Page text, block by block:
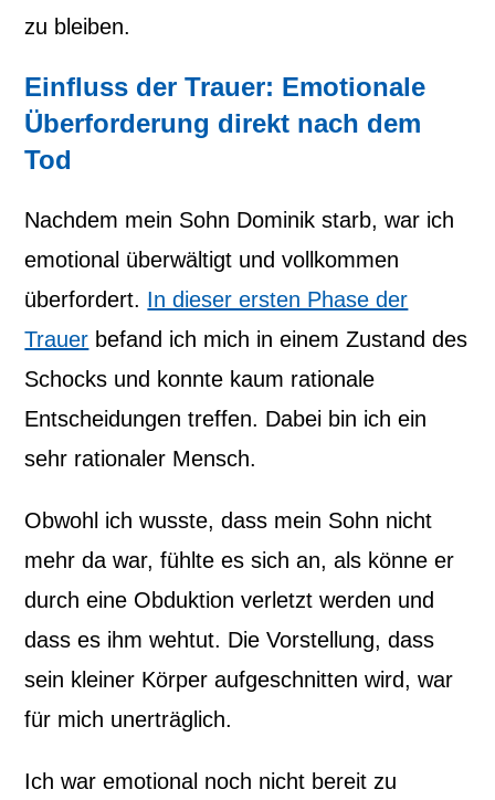
zu bleiben.
Einfluss der Trauer: Emotionale
Überforderung direkt nach dem
Tod
Nachdem mein Sohn Dominik starb, war ich
emotional überwältigt und vollkommen
überfordert. In dieser ersten Phase der
Trauer befand ich mich in einem Zustand des
Schocks und konnte kaum rationale
Entscheidungen treffen. Dabei bin ich ein
sehr rationaler Mensch.
Obwohl ich wusste, dass mein Sohn nicht
mehr da war, fühlte es sich an, als könne er
durch eine Obduktion verletzt werden und
dass es ihm wehtut. Die Vorstellung, dass
sein kleiner Körper aufgeschnitten wird, war
für mich unerträglich.
Ich war emotional noch nicht bereit zu